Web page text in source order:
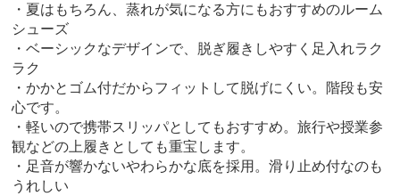
・夏はもちろん、蒸れが気になる方にもおすすめのルーム
シューズ
・ベーシックなデザインで、脱ぎ履きしやすく足入れラク
ラク
・かかとゴム付だからフィットして脱げにくい。階段も安
心です。
・軽いので携帯スリッパとしてもおすすめ。旅行や授業参
観などの上履きとしても重宝します。
・足音が響かないやわらかな底を採用。滑り止め付なのも
うれしい